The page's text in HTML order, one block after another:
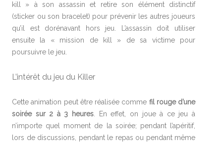
kill » à son assassin et retire son élément distinctif
(sticker ou son bracelet) pour prévenir les autres joueurs
qu’il est dorénavant hors jeu. L’assassin doit utiliser
ensuite la « mission de kill » de sa victime pour
poursuivre le jeu.
L’intérêt du jeu du Killer
Cette animation peut être réalisée comme fil rouge d’une
soirée sur 2 à 3 heures. En effet, on joue à ce jeu à
n’importe quel moment de la soirée; pendant l’apéritif,
lors de discussions, pendant le repas ou pendant même